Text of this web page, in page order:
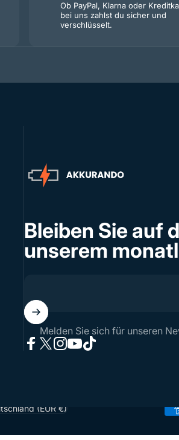
Ob PayPal, Klarna oder
bei uns zahlst du sicher und
verschlüsselt.
Akkurando.de
Bleiben Sie auf
unserem
Melden Sie sich für unseren
Region(EUR €)